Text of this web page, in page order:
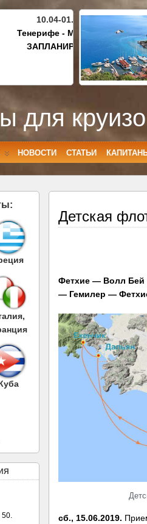
10.04-01.05.2027
Тенерифе - Майорка
ЗАПЛАНИРОВАНО
для
НОВОСТИ СТАТЬИ
Детская
Фетхие — Волл Бей
— Гемилер —
сб., 15.06.2019.
50.